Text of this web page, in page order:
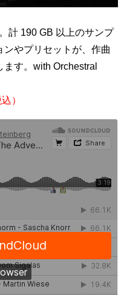
計 190 GB 以上のサンプ
やプリセットが、作曲
す。with Orchestral
）